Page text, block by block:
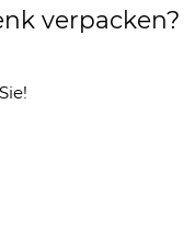
verpacken?